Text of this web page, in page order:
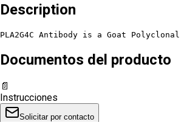
Description
PLA2G4C Antibody is a Goat Polyclonal
Documentos del producto
📄
Instrucciones
Solicitar por contacto